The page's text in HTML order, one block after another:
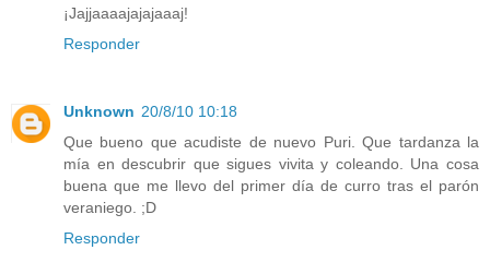
¡Jajjaaaajajajaaaj!
Responder
Unknown 20/8/10 10:18
Que bueno que acudiste de nuevo Puri. Que tardanza la
mía en descubrir que sigues vivita y coleando. Una cosa
buena que me llevo del primer día de curro tras el parón
veraniego. ;D
Responder